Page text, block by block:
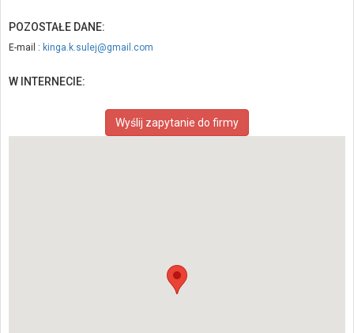
POZOSTAŁE DANE:
E-mail : kinga.k.sulej@gmail.com
W INTERNECIE:
Wyślij zapytanie do firmy